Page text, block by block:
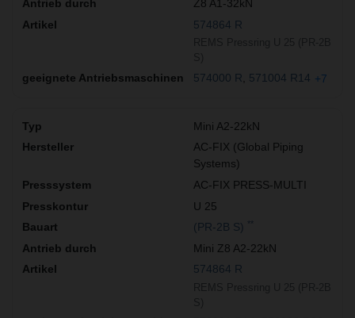
Z8 A1-32kN
574864 R
574000 R 571004 R14 +7
Mini A2-22kN
AC-FIX (Global Piping
Systems)
AC-FIX PRESS-MULTI
U 25
(PR-2B S)
Mini Z8 A2-22kN
574864 R